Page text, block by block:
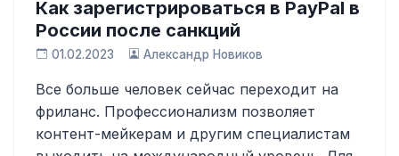
Как зарегистрироваться в PayPal в
России после санкций
01.02.2023 Александр Новиков
Все больше человек сейчас переходит на
фриланс. Профессионализм позволяет
контент-мейкерам и другим специалистам